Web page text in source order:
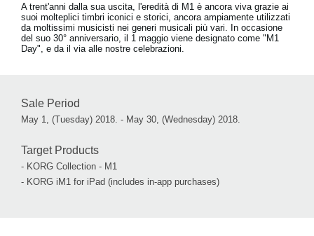
A trent'anni dalla sua uscita, l'eredità di M1 è ancora viva grazie ai
suoi molteplici timbri iconici e storici, ancora ampiamente utilizzati
da moltissimi musicisti nei generi musicali più vari. In occasione
del suo 30° anniversario, il 1 maggio viene designato come "M1
Day", e da il via alle nostre celebrazioni.
Sale Period
May 1, (Tuesday) 2018. - May 30, (Wednesday) 2018.
Target Products
- KORG Collection - M1
- KORG iM1 for iPad (includes in-app purchases)